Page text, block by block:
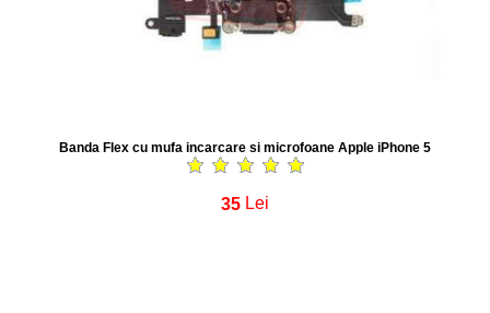
Banda Flex cu mufa incarcare si microfoane Apple iPhone 5
35 Lei